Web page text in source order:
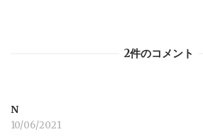
2件のコメント
N
10/06/2021